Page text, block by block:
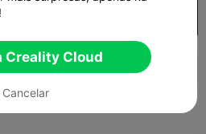
136
Creality Cloud
Cancelar